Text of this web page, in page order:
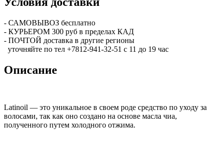
- САМОВЫВОЗ бесплатно
- КУРЬЕРОМ 300 руб в пределах КАД
- ПОЧТОЙ доставка в другие регионы
уточняйте по тел +7812-941-32-51 с 11 до 19 час
Описание
Latinoil — это уникальное в своем роде средство по уходу за
волосами, так как оно создано на основе масла чиа,
полученного путем холодного отжима.